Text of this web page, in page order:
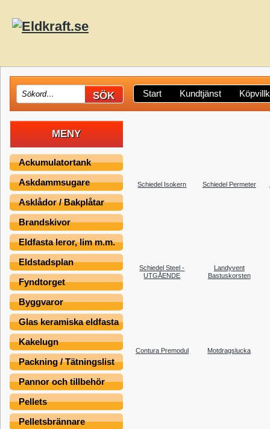
Start Kundtjänst
MENY
Ackumulatortank
Askdammsugare
Asklådor / Bakplåtar
Brandskivor
Eldfasta leror, lim m.m.
Eldstadsplan
Fyndtorget
Byggvaror
Glas keramiska eldfasta
Kakelugn
Packning / Tätningslist
Pannor och tillbehör
Pellets
Pelletsbrännare
Schiedel Isokern Schiedel Permeter
Schiedel Steel -
UTGÅENDE
Landyvent
Bastuskorsten
Contura Premodul Motdragslucka